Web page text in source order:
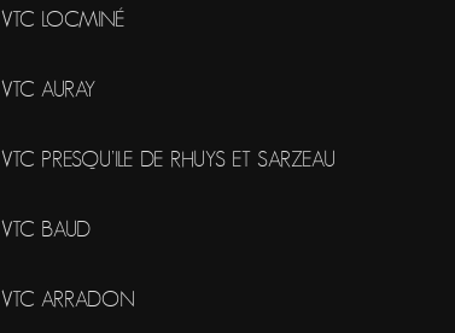
VTC LOCMINÉ
VTC AURAY
VTC PRESQU’ILE DE RHUYS ET SARZEAU
VTC BAUD
VTC ARRADON